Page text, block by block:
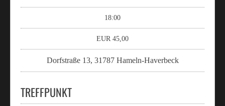
18:00
EUR 45,00
Dorfstraße 13, 31787 Hameln-Haverbeck
TREFFPUNKT